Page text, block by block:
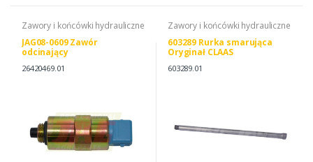
Zawory i końcówki hydrauliczne
JAG08-0609 Zawór
odcinający
26420469.01
Zawory i końcówki hydrauliczne
603289 Rurka smarująca
Oryginał CLAAS
603289.01